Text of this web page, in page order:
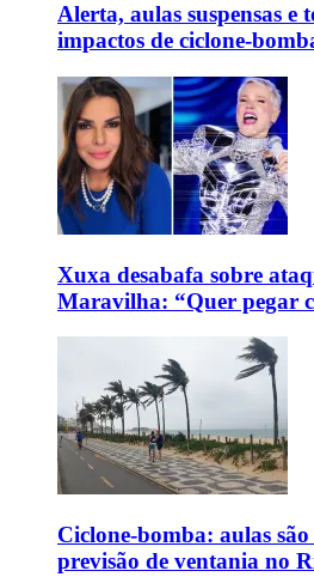
Alerta, aulas suspensas e
impactos de ciclone-
Xuxa desabafa sobre
Maravilha: “Quer pegar
Ciclone-bomba: aulas são
previsão de ventania no